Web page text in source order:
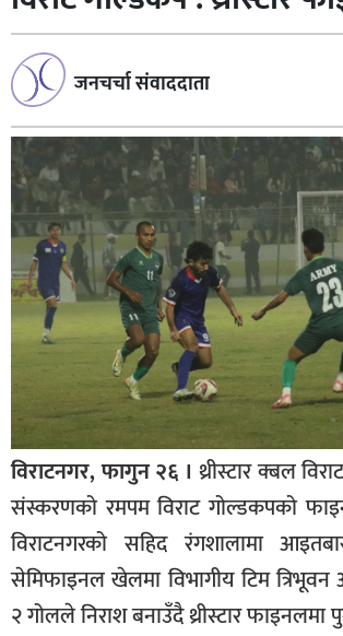
जनचर्चा संवाददाता
विराटनगर, फागुन २६ । थ्रीस्टार क्बल
संस्करणको रमपम विराट गोल्डकपको
विराटनगरको सहिद रंगशालामा
सेमिफाइनल खेलमा विभागीय टिम
२ गोलले निराश बनाउँदै थ्रीस्टार फाइनलमा